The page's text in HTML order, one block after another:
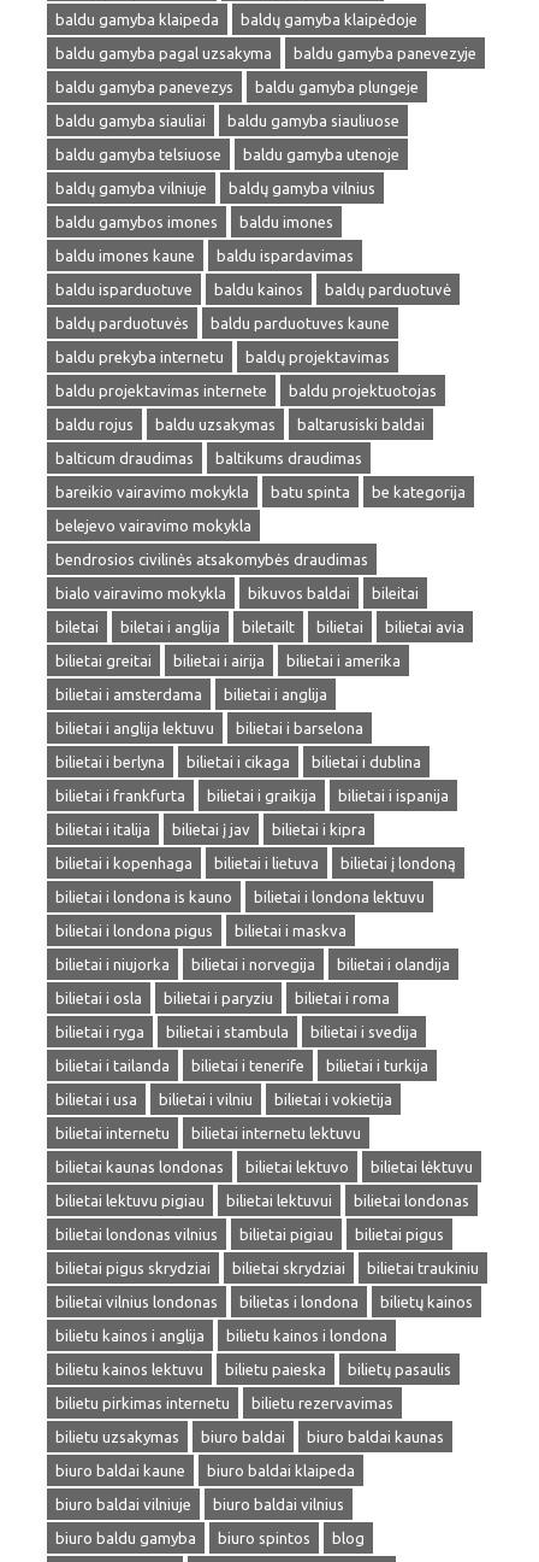
baldu gamyba klaipeda
baldų gamyba klaipėdoje
baldu gamyba pagal uzsakyma
baldu gamyba panevezyje
baldu gamyba panevezys
baldu gamyba plungeje
baldu gamyba siauliai
baldu gamyba siauliuose
baldu gamyba telsiuose
baldu gamyba utenoje
baldų gamyba vilniuje
baldų gamyba vilnius
baldu gamybos imones
baldu imones
baldu imones kaune
baldu ispardavimas
baldu isparduotuve
baldu kainos
baldų parduotuvė
baldų parduotuvės
baldu parduotuves kaune
baldu prekyba internetu
baldų projektavimas
baldu projektavimas internete
baldu projektuotojas
baldu rojus
baldu uzsakymas
baltarusiski baldai
balticum draudimas
baltikums draudimas
bareikio vairavimo mokykla
batu spinta
be kategorija
belejevo vairavimo mokykla
bendrosios civilinės atsakomybės draudimas
bialo vairavimo mokykla
bikuvos baldai
bileitai
biletai
biletai i anglija biletailt bilietai
bilietai avia
bilietai greitai
bilietai i airija
bilietai i amerika
bilietai i amsterdama
bilietai i anglija
bilietai i anglija lektuvu
bilietai i barselona
bilietai i berlyna
bilietai i cikaga
bilietai i dublina
bilietai i frankfurta
bilietai i graikija
bilietai i ispanija
bilietai i italija
bilietai į jav
bilietai i kipra
bilietai i kopenhaga
bilietai i lietuva
bilietai į londoną
bilietai i londona is kauno
bilietai i londona lektuvu
bilietai i londona pigus
bilietai i maskva
bilietai i niujorka
bilietai i norvegija
bilietai i olandija
bilietai i osla
bilietai i paryziu
bilietai i roma
bilietai i ryga
bilietai i stambula
bilietai i svedija
bilietai i tailanda
bilietai i tenerife
bilietai i turkija
bilietai i usa
bilietai i vilniu
bilietai i vokietija
bilietai internetu
bilietai internetu lektuvu
bilietai kaunas londonas
bilietai lektuvo
bilietai lėktuvu
bilietai lektuvu pigiau
bilietai lektuvui
bilietai londonas
bilietai londonas vilnius
bilietai pigiau
bilietai pigus
bilietai pigus skrydziai
bilietai skrydziai
bilietai traukiniu
bilietai vilnius londonas
bilietas i londona
bilietų kainos
bilietu kainos i anglija
bilietu kainos i londona
bilietu kainos lektuvu
bilietu paieska
bilietų pasaulis
bilietu pirkimas internetu
bilietu rezervavimas
bilietu uzsakymas
biuro baldai
biuro baldai kaunas
biuro baldai kaune
biuro baldai klaipeda
biuro baldai vilniuje
biuro baldai vilnius
biuro baldu gamyba
biuro spintos
blog